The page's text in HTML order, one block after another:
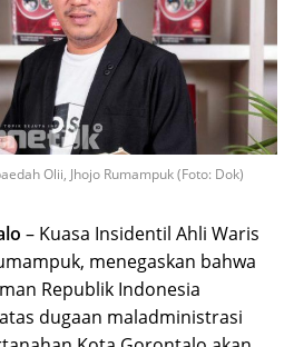
Olii, Jhojo Rumampuk (Foto: Dok)
– Kuasa Insidentil Ahli Waris
menegaskan bahwa
Republik Indonesia
dugaan maladministrasi